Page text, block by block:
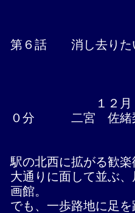
第６話 消し去りた
１２月 ２１
０分 二宮 佐緒
駅の北西に拡がる歓楽
大通りに面して並ぶ
画館。
でも、一歩路地に足